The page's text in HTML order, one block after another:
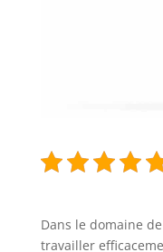
Dans le domaine
travailler